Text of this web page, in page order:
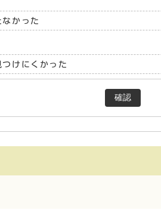
かった
つけにくかった
確認